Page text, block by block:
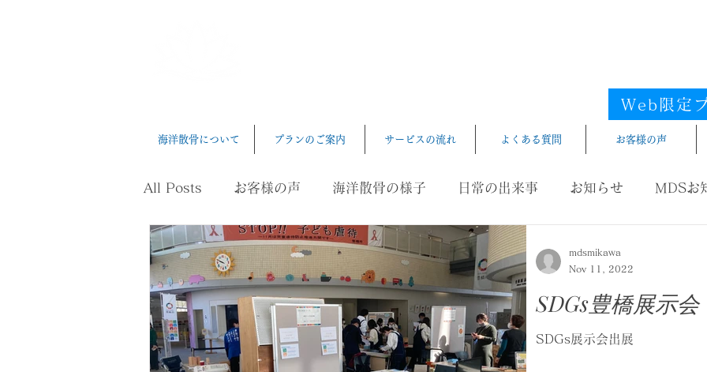
Web限定
海洋散骨について プランのご案内 サービスの流れ よくある質問 お客様の声
All Posts お客様の声 海洋散骨の様子 日常の出来事 お知らせ MDSお
ペット葬 健康、長寿
SDGs豊橋展示会
SDGs展示会出展
mdsmikawa
Nov 11, 2022